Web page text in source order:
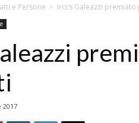
e Persone Irccs Galeazzi
2017